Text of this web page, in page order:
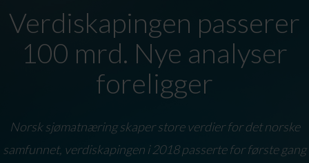
Verdiskapingen passerer
100 mrd. Nye analyser
foreligger
Norsk sjømatnæring skaper store verdier for det norske
samfunnet, verdiskapingen i 2018 passerte for første gang